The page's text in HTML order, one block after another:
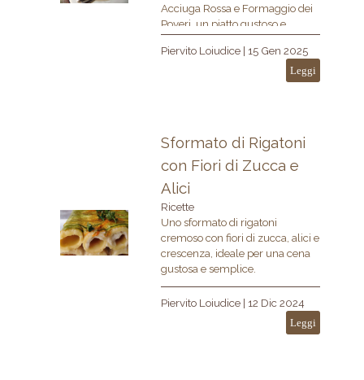
Acciuga Rossa e Formaggio dei
Poveri, un piatto gustoso e
nutriente con Sedanino Bioland,
acciughe, pinoli e farina 5
Piervito Loiudice | 15 Gen 2025
Leggi
Sformato di Rigatoni
con Fiori di Zucca e
Alici
Ricette
Uno sformato di rigatoni
cremoso con fiori di zucca, alici e
crescenza, ideale per una cena
gustosa e semplice.
Piervito Loiudice | 12 Dic 2024
Leggi